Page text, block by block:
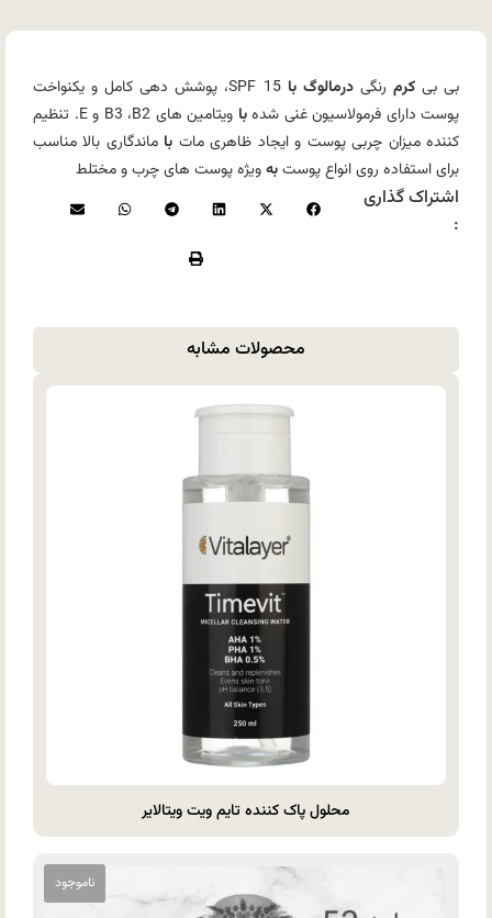
بی بیکرم رنگیدرمالوگ با
SPF 15، پوشش دهی کامل و یکنواخت
پوست دارای فرمولاسیون غنی شدهبا
ویتامین های B3 ،B2 و E. تنظیم
کننده میزان چربی پوست و ایجاد ظاهری مات با ماندگاری بالا مناسب
برای استفاده روی انواع پوستبهویژه پوست های چرب و مختلط
اشتراک گذاری
:
محصولات مشابه
محلول پاک کننده تایم ویت ویتالایر